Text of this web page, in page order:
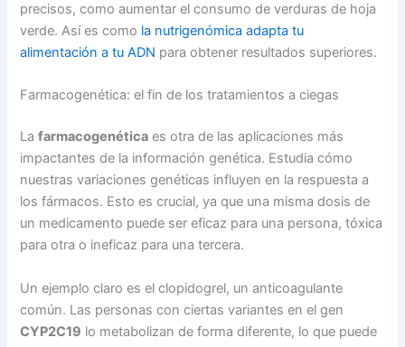
precisos, como aumentar el consumo de verduras de hoja
verde. Así es como la nutrigenómica adapta tu
alimentación a tu ADN para obtener resultados superiores.
Farmacogenética: el fin de los tratamientos a ciegas
Lafarmacogenética es otra de las aplicaciones más
impactantes de la información genética. Estudia cómo
nuestras variaciones genéticas influyen en la respuesta a
los fármacos. Esto es crucial, ya que una misma dosis de
un medicamento puede ser eficaz para una persona, tóxica
para otra o ineficaz para una tercera.
Un ejemplo claro es el clopidogrel, un anticoagulante
común. Las personas con ciertas variantes en el gen
CYP2C19 lo metabolizan de forma diferente, lo que puede